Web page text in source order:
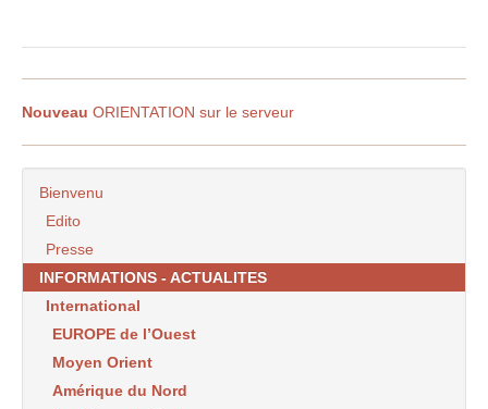
Nouveau ORIENTATION sur le serveur
Bienvenu
Edito
Presse
INFORMATIONS - ACTUALITES
International
EUROPE de l’Ouest
Moyen Orient
Amérique du Nord